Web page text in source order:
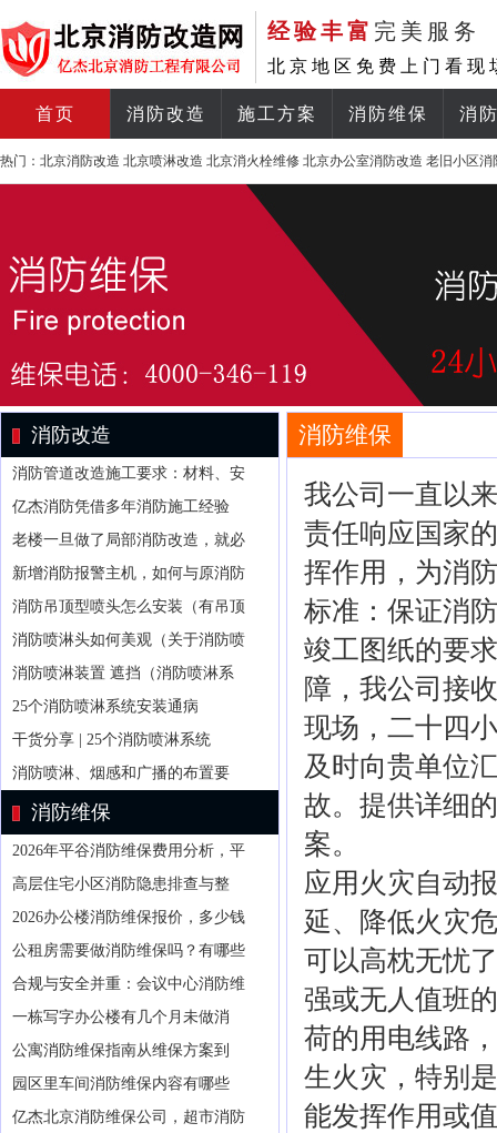
经验丰富 完美服务
北京地区免费上门看现
首页 消防改造 施工方案 消防维保 消
热门： 北京消防改造 北京喷淋改造 北京消火栓维修 北京办公室消防改造 老旧小区消
消防改造
消防管道改造施工要求：材料、安
亿杰消防凭借多年消防施工经验
老楼一旦做了局部消防改造，就必
新增消防报警主机，如何与原消防
消防吊顶型喷头怎么安装（有吊顶
消防喷淋头如何美观（关于消防喷
消防喷淋装置 遮挡（消防喷淋系
25个消防喷淋系统安装通病
干货分享 | 25个消防喷淋系统
消防喷淋、烟感和广播的布置要
消防维保
2026年平谷消防维保费用分析，平
高层住宅小区消防隐患排查与整
2026办公楼消防维保报价，多少钱
公租房需要做消防维保吗？有哪些
合规与安全并重：会议中心消防维
一栋写字办公楼有几个月未做消
公寓消防维保指南从维保方案到
园区里车间消防维保内容有哪些
亿杰北京消防维保公司，超市消防
消防维保
我公司一直以
责任响应国家
挥作用，为消
标准：保证消
竣工图纸的要
障，我公司接
现场，二十四
及时向贵单位
故。提供详细
案。
应用火灾自动
延、降低火灾
可以高枕无忧
强或无人值班
荷的用电线路
生火灾，特别
能发挥作用或